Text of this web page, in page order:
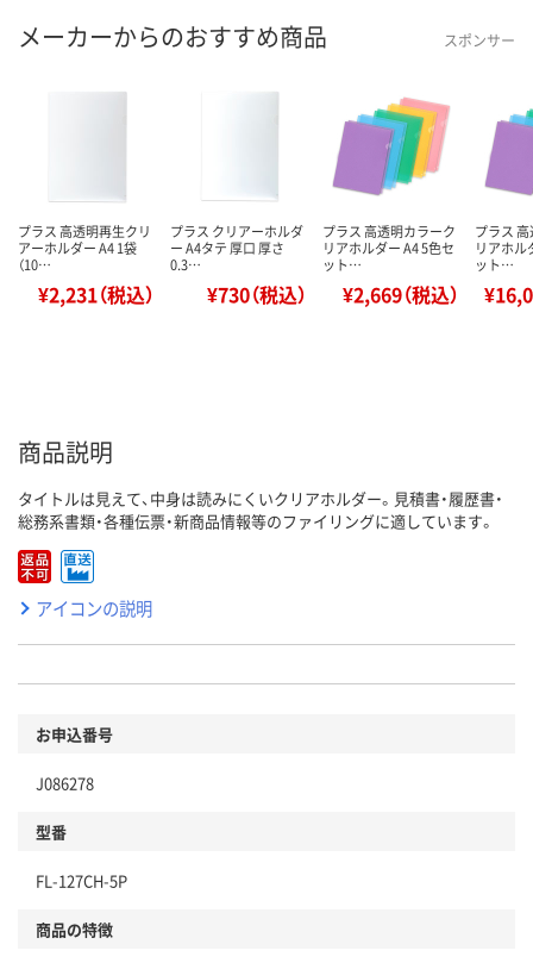
メーカーからのおすすめ商品 スポンサー
プラス 高透明再生クリ
アーホルダー A4 1袋
（10…
¥2,231（税込）
プラス クリアーホルダ
ー A4タテ 厚口 厚さ
0.3…
¥730（税込）
プラス 高透明カラーク
リアホルダー A4 5色セ
ット…
¥2,669（税込）
プラス
リアホル
ット…
商品説明
タイトルは見えて、中身は読みにくいクリアホルダー。見積書・履歴書・
総務系書類・各種伝票・新商品情報等のファイリングに適しています。
アイコンの説明
お申込番号
J086278
型番
FL-127CH-5P
商品の特徴